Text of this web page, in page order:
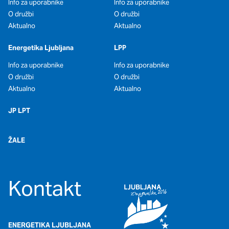
Info za uporabnike
O družbi
Aktualno
Energetika Ljubljana
Info za uporabnike
O družbi
Aktualno
JP LPT
ŽALE
Info za uporabnike
O družbi
Aktualno
LPP
Info za uporabnike
O družbi
Aktualno
Kontakt
ENERGETIKA LJUBLJANA